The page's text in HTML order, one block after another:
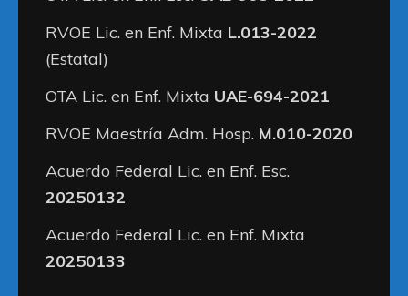
RVOE Lic. en Enf. Mixta L.013-2022
(Estatal)
OTA Lic. en Enf. Mixta UAE-694-2021
RVOE Maestría Adm. Hosp. M.010-2020
Acuerdo Federal Lic. en Enf. Esc.
20250132
Acuerdo Federal Lic. en Enf. Mixta
20250133